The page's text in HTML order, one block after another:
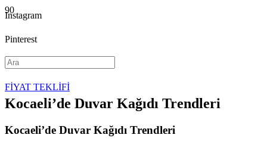
Instagram
Pinterest
YouTube
FİYAT TEKLİFİ
Kocaeli’de Duvar Kağıdı Trendleri
Kocaeli’de Duvar Kağıdı Trendleri